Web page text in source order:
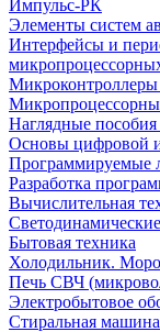
Импульс-РК
Элементы систем
Интерфейсы и
Микроконтроллеры
Наглядные
Основы цифровой
Программируемые
Разработка
Вычислительная
Бытовая техника
Холодильник.
Печь СВЧ
Электробытовое
Стиральная машина